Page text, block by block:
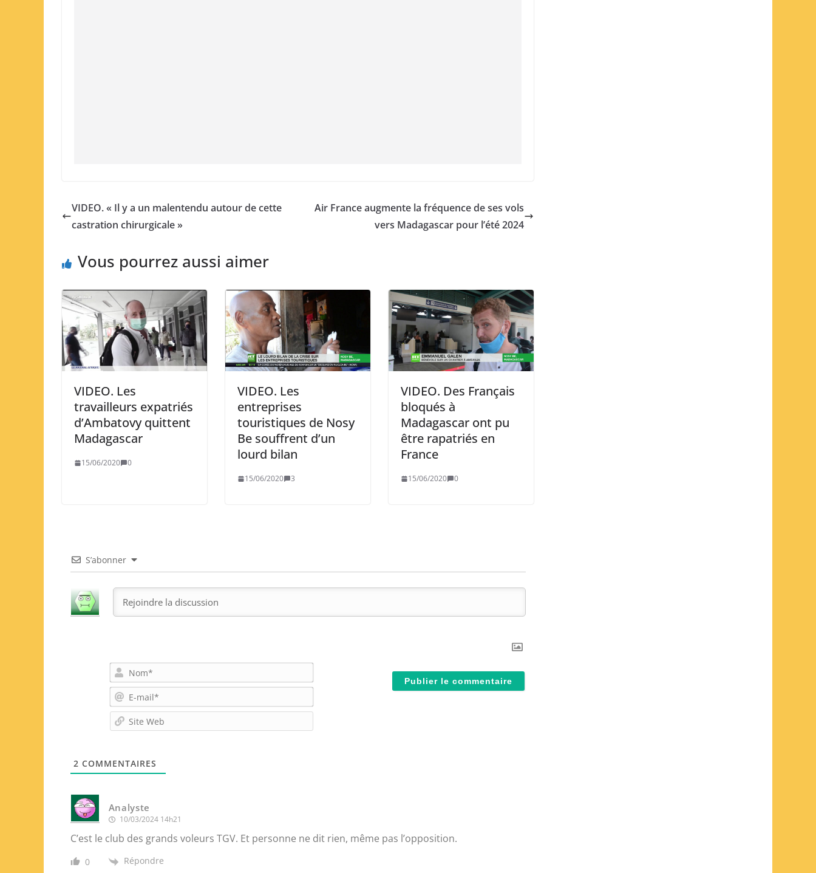
VIDEO. « Il y a un malentendu autour de cette
castration chirurgicale »
Air France augmente la fréquence de ses vols
vers Madagascar pour l’été 2024
Vous pourrez aussi aimer
VIDEO. Les
travailleurs expatriés
d’Ambatovy quittent
Madagascar
15/06/2020 0
VIDEO. Les
entreprises
touristiques de Nosy
Be souffrent d’un
lourd bilan
15/06/2020 3
VIDEO. Des Français
bloqués à
Madagascar ont pu
être rapatriés en
France
15/06/2020 0
S’abonner
o
*-
ai
2 COMMENTAIRES
Analyste
10/03/2024 14h21
C’est le club des grands voleurs TGV. Et personne ne dit rien, même pas l’opposition.
0 Répondre